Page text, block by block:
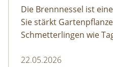
Die Brennnessel ist
Sie stärkt
Schmetterlingen wie
Wer sie im Garten
22.05.2026